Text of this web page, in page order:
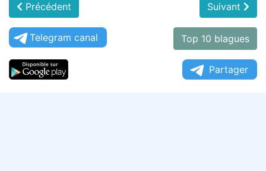
Précédent Suivant
Telegram canal Top 10 blagues
Partager